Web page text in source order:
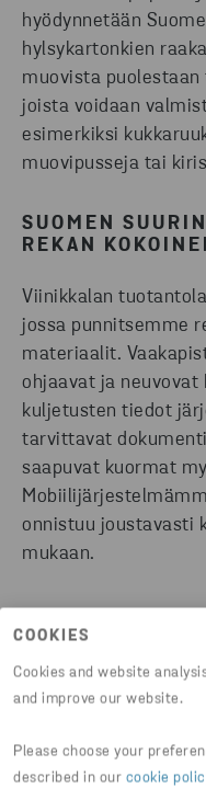
COOKIES
Cookies and website
and improve our website.
Please choose your
described in our cookie
hyödynnetään
hylsykartonkien
muovista
joista voidaan
esimerkiksi
muovipusseja tai
SUOMEN
REKAN
Viinikkalan
jossa punnitsemme
materiaalit.
ohjaavat ja
kuljetusten tiedot
tarvittavat
saapuvat kuormat
onnistuu joustavasti
mukaan.
myös
tuhoaminen
Suomen
mukaiseen